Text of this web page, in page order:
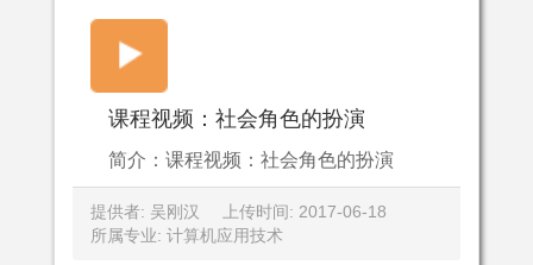
课程视频：社会角色的扮演
简介：课程视频：社会角色的扮演
提供者: 吴刚汉
上传时间: 2017-06-18
所属专业: 计算机应用技术